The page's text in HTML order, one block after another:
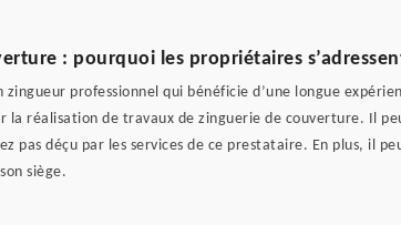
: pourquoi les propriétaires
zingueur professionnel qui bénéficie d’une longue
la réalisation de travaux de zinguerie de couverture. Il
pas déçu par les services de ce prestataire. En plus, il
siège.